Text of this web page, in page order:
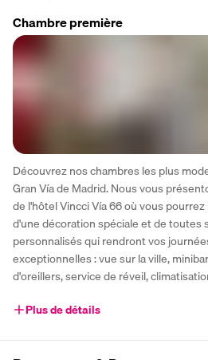
Chambre première
Découvrez nos chambres les plus
Gran Vía de Madrid. Nous vous
de l'hôtel Vincci Vía 66 où vous
d'une décoration spéciale et de toutes
personnalisés qui rendront vos
exceptionnelles : vue sur la ville,
d'oreillers, service de réveil,
Plus de détails